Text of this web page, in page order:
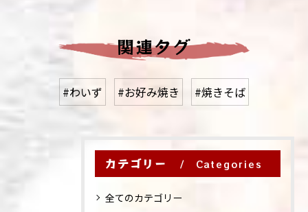
関連タグ
#わいず #お好み焼き #焼きそば
カテゴリー Categories
全てのカテゴリー